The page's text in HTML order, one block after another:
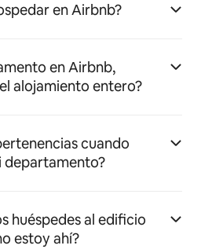
en Airbnb?
en Airbnb,
alojamiento entero?
cuando
departamento?
huéspedes al edificio
estoy ahí?